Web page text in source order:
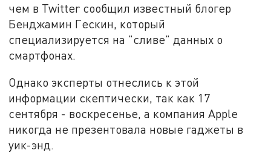
чем в Twitter сообщил известный блогер
Бенджамин Гескин, который
специализируется на "сливе" данных о
смартфонах.
Однако эксперты отнеслись к этой
информации скептически, так как 17
сентября - воскресенье, а компания Apple
никогда не презентовала новые гаджеты в
уик-энд.